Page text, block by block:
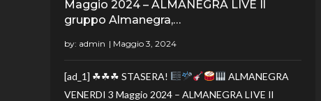
Maggio 2024 – ALMANEGRA LIVE Il
gruppo Almanegra,…
by: admin
[ad_1] ☘☘☘ STASERA!
ALMANEGRA
VENERDI 3 Maggio 2024 – ALMANEGRA LIVE Il